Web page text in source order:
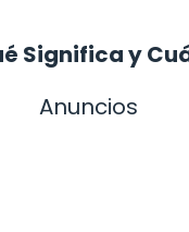
Significa y
Anuncios